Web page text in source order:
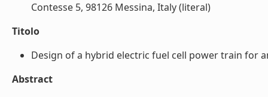
Contesse 5, 98126 Messina, Italy (literal)
Titolo
Design of a hybrid electric fuel cell power train for
Abstract